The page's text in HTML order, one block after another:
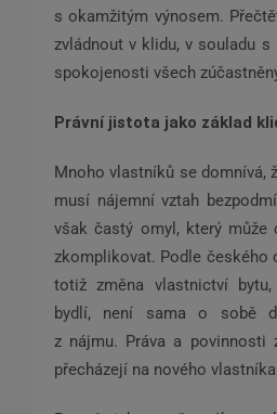
s okamžitým výnosem.
zvládnout v klidu, v souladu
spokojenosti všech
Právní jistota jako základ
Mnoho vlastníků se domnívá,
musí nájemní vztah
však častý omyl, který může
zkomplikovat. Podle českého
totiž změna vlastnictví
bydlí, není sama o sobě
z nájmu. Práva a povinnosti
přecházejí na nového